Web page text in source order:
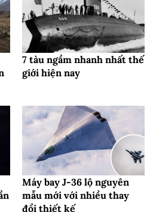
7 tàu ngầm nhanh nhất thế
giới hiện nay
Máy bay J-36 lộ nguyên
mẫu mới với nhiều thay
đổi thiết kế